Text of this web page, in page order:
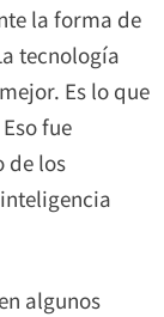
la forma de
tecnología
Es lo que
fue
de los
algunos